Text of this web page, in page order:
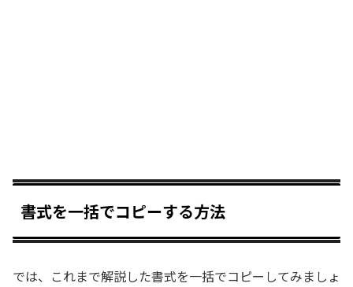
書式を一括でコピーする方法
では、これまで解説した書式を一括でコピーしてみましょ